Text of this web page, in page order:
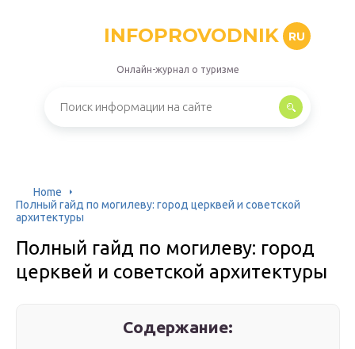
INFOPROVODNIK RU
Онлайн-журнал о туризме
Home
Полный гайд по могилеву: город церквей и советской
архитектуры
Полный гайд по могилеву: город
церквей и советской архитектуры
Содержание: